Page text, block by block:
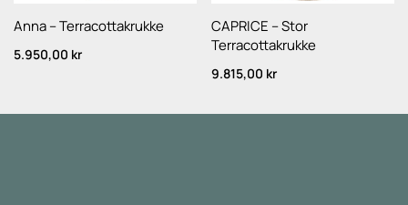
Anna – Terracottakrukke
5.950,00 kr
CAPRICE – Stor
Terracottakrukke
9.815,00 kr